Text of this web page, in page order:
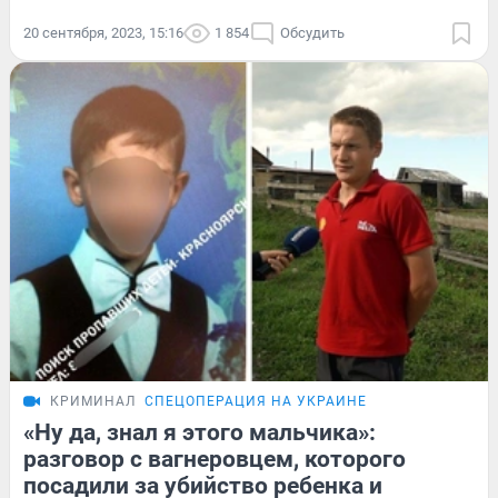
20 сентября, 2023, 15:16 1 854 Обсудить
КРИМИНАЛ СПЕЦОПЕРАЦИЯ НА УКРАИНЕ
«Ну да, знал я этого мальчика»:
разговор с вагнеровцем, которого
посадили за убийство ребенка и